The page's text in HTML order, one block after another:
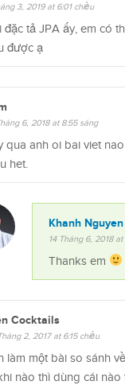
3, 2019 at 6:01 chiều
đặc tả JPA ấy, em có
được ạ
6, 2018 at 8:55 sáng
qua anh oi bai viet
het.
Khanh Nguyen
14 Tháng 6, 2018
Thanks em
Cocktails
2, 2017 at 6:15 chiều
làm một bài so sánh
nào thì dùng cái nào